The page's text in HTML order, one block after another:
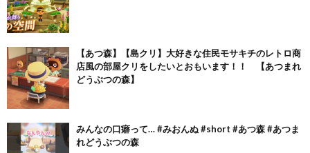
【あつ森】【島クリ】大好きな住民モサキチのレトロ商
店風の部屋クリをしたいとおもいます！！ 【あつまれ
どうぶつの森】
みんなの口癖って… #みおんぬ #short #あつ森 #あつま
れどうぶつの森